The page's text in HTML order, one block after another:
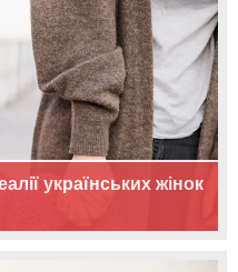
українських жінок